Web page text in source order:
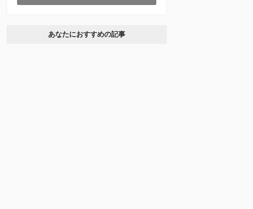
あなたにおすすめの記事